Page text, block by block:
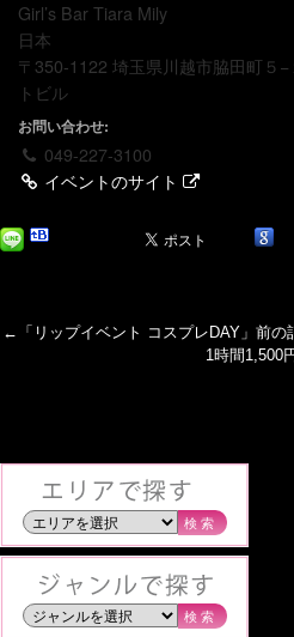
Girl’s Bar Tiara Mily
日本
〒350-1122 埼玉県川越市脇田町５
トビル
お問い合わせ:
049-227-3100
イベントのサイト
←「 リップイベント コスプレDAY 」前
1時間1,500
検索
検索